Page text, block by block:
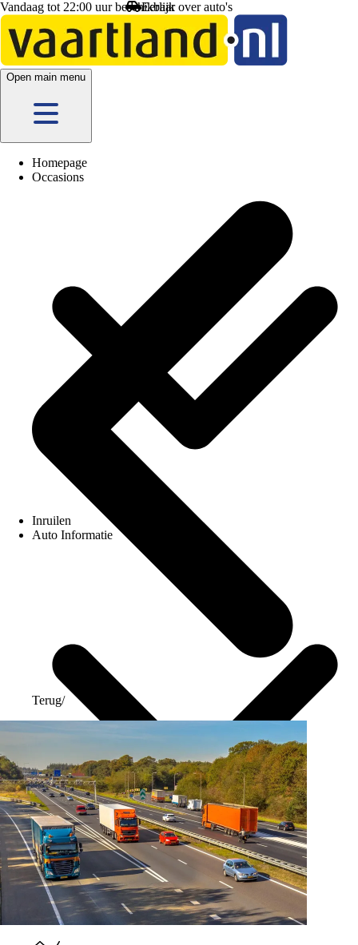
Vandaag tot 22:00 uur beschikbaar
Open main menu
Homepage
Occasions
Inruilen
Auto Informatie
Auto Diensten
Terug/